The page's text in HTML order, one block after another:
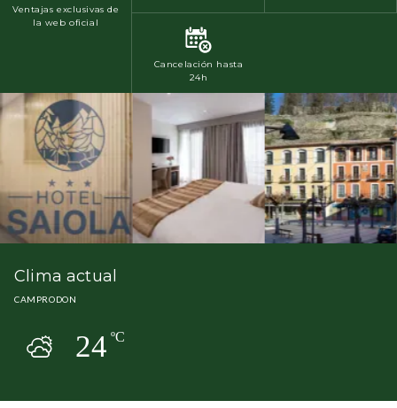
Ventajas exclusivas de
la web oficial
Cancelación hasta
24h
Clima actual
CAMPRODON
24ºC